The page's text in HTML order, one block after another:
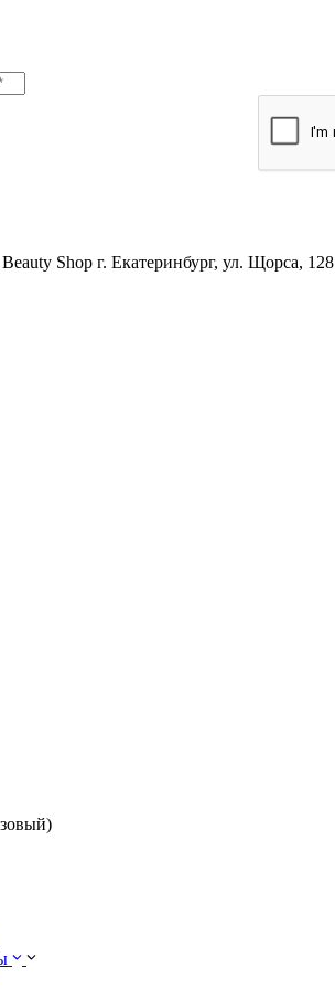
Shop г. Екатеринбург, ул. Щорса, 128